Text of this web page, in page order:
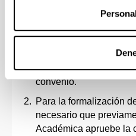
convenios.vicer.grado-
profesora proponente
provisional por parte
antes de la
convenio.
Para la formalización
necesario que
Académica apruebe la